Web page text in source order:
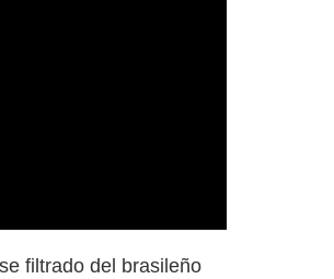
filtrado del brasileño